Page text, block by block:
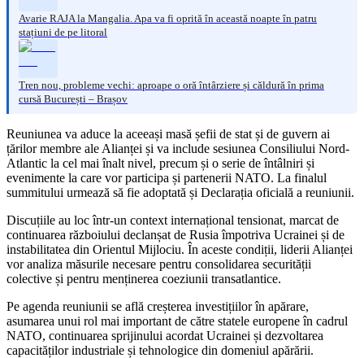
Avarie RAJA la Mangalia. Apa va fi oprită în această noapte în patru
stațiuni de pe litoral
Tren nou, probleme vechi: aproape o oră întârziere și căldură în prima
cursă București – Brașov
Reuniunea va aduce la aceeași masă șefii de stat și de guvern ai
țărilor membre ale Alianței și va include sesiunea Consiliului Nord-
Atlantic la cel mai înalt nivel, precum și o serie de întâlniri și
evenimente la care vor participa și partenerii NATO. La finalul
summitului urmează să fie adoptată și Declarația oficială a reuniunii.
Discuțiile au loc într-un context internațional tensionat, marcat de
continuarea războiului declanșat de Rusia împotriva Ucrainei și de
instabilitatea din Orientul Mijlociu. În aceste condiții, liderii Alianței
vor analiza măsurile necesare pentru consolidarea securității
colective și pentru menținerea coeziunii transatlantice.
Pe agenda reuniunii se află creșterea investițiilor în apărare,
asumarea unui rol mai important de către statele europene în cadrul
NATO, continuarea sprijinului acordat Ucrainei și dezvoltarea
capacităților industriale și tehnologice din domeniul apărării.